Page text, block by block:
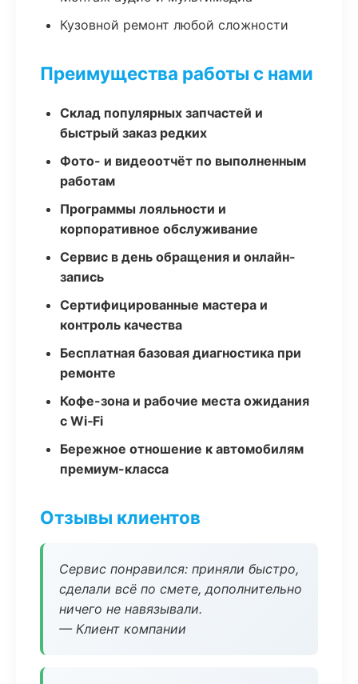
Кузовной ремонт любой сложности
Преимущества работы с нами
Склад популярных запчастей и
быстрый заказ редких
Фото- и видеоотчёт по выполненным
работам
Программы лояльности и
корпоративное обслуживание
Сервис в день обращения и онлайн-
запись
Сертифицированные мастера и
контроль качества
Бесплатная базовая диагностика при
ремонте
Кофе-зона и рабочие места ожидания
с Wi‑Fi
Бережное отношение к автомобилям
премиум-класса
Отзывы клиентов
Сервис понравился: приняли быстро,
сделали всё по смете, дополнительно
ничего не навязывали.
— Клиент компании